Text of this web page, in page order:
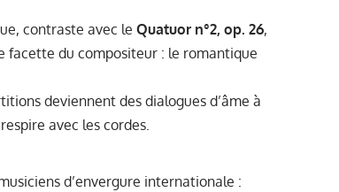
contraste avec le Quatuor n°2, op. 26,
facette du compositeur : le romantique
deviennent des dialogues d’âme à
avec les cordes.
d’envergure internationale :